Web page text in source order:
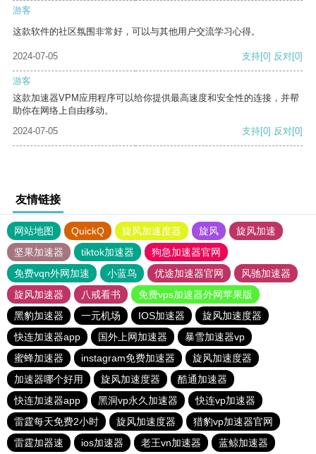
游客
这款软件的社区氛围非常好，可以与其他用户交流学习心得。
2024-07-05 支持[0] 反对[0]
游客
这款加速器VPM应用程序可以给你提供最高速度和安全性的连接，并帮
助你在网络上自由移动。
2024-07-05
支持[0] 反对[0]
友情链接
网站地图 QuickQ 旋风加速度器 旋风
旋风加速
坚果加速器
tiktok加速器
狗急加速器官网
免费vqn外网加速
小蓝鸟 优途加速器官网
风驰加速器
旋风加速器
八戒看书
免费vps加速器外网苹果版
黑豹加速器
一元机场 IOS加速器
旋风加速度器
快连加速器app
国外上网加速器
暴雪加速器vp
蜜蜂加速器
instagram免费加速器
旋风加速度器
加速器哪个好用
旋风加速度器
酷通加速器
快连加速器app
黑洞vp永久加速器
快连vp加速器
雷霆每天免费2小时
旋风加速度器
猎豹vp加速器官网
雷霆加器速
ios加速器 老王vn加速器 蓝鲸加速器